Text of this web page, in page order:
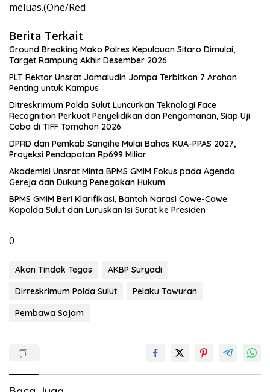
meluas.(One/Red
Berita Terkait
Ground Breaking Mako Polres Kepulauan Sitaro Dimulai,
Target Rampung Akhir Desember 2026
​PLT Rektor Unsrat Jamaludin Jompa Terbitkan 7 Arahan
Penting untuk Kampus
Ditreskrimum Polda Sulut Luncurkan Teknologi Face
Recognition Perkuat Penyelidikan dan Pengamanan, Siap Uji
Coba di TIFF Tomohon 2026
DPRD dan Pemkab Sangihe Mulai Bahas KUA-PPAS 2027,
Proyeksi Pendapatan Rp699 Miliar
Akademisi Unsrat Minta BPMS GMIM Fokus pada Agenda
Gereja dan Dukung Penegakan Hukum
BPMS GMIM Beri Klarifikasi, Bantah Narasi Cawe-Cawe
Kapolda Sulut dan Luruskan Isi Surat ke Presiden
0
Akan Tindak Tegas
AKBP Suryadi
Dirreskrimum Polda Sulut
Pelaku Tawuran
Pembawa Sajam